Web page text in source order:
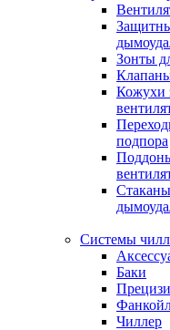
Зонты
Кожухи
подпора
Системы
Баки
Чиллер